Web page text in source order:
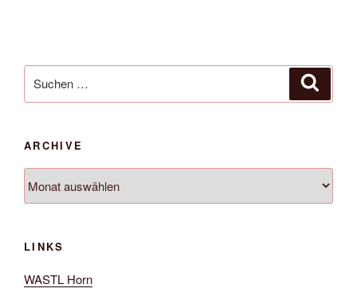
nach:
ARCHIVE
LINKS
WASTL Horn